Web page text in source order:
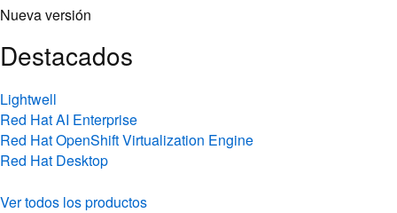
Nueva versión
Destacados
Lightwell
Red Hat AI Enterprise
Red Hat OpenShift Virtualization Engine
Red Hat Desktop
Ver todos los productos